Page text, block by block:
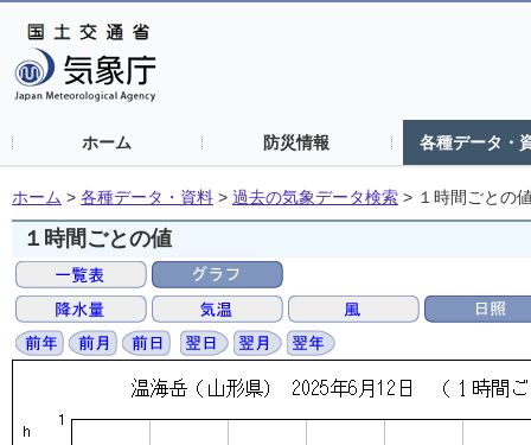
ホーム 防災情報 各種データ・
ホーム > 各種データ・資料 > 過去の気象データ検索 > １時間ごとの
１時間ごとの値